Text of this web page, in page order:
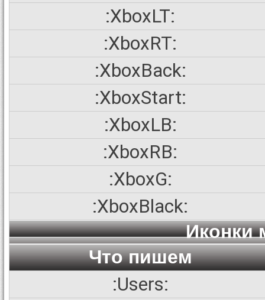
:XboxLT:
:XboxRT:
:XboxBack:
:XboxStart:
:XboxLB:
:XboxRB:
:XboxG:
:XboxBlack:
Иконки
Что пишем
:Users: